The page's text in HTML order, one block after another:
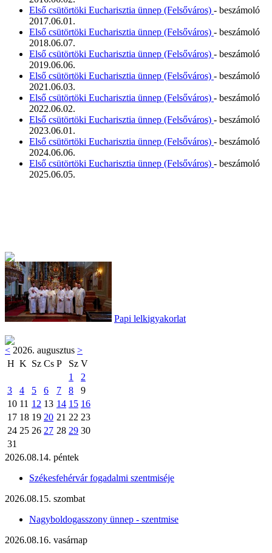
Első csütörtöki Eucharisztia ünnep (Felsőváros) - beszámoló
2017.06.01.
Első csütörtöki Eucharisztia ünnep (Felsőváros) - beszámoló
2018.06.07.
Első csütörtöki Eucharisztia ünnep (Felsőváros) - beszámoló
2019.06.06.
Első csütörtöki Eucharisztia ünnep (Felsőváros) - beszámoló
2021.06.03.
Első csütörtöki Eucharisztia ünnep (Felsőváros) - beszámoló
2022.06.02.
Első csütörtöki Eucharisztia ünnep (Felsőváros) - beszámoló
2023.06.01.
Első csütörtöki Eucharisztia ünnep (Felsőváros) - beszámoló
2024.06.06.
Első csütörtöki Eucharisztia ünnep (Felsőváros) - beszámoló
2025.06.05.
Papi lelkigyakorlat
< 2026. augusztus >
H K Sz Cs P Sz V
1
2
3
4 5 6 7 8
9
10 11 12 13 14 15 16
17 18 19 20 21 22 23
24 25 26 27 28 29 30
31
2026.08.14. péntek
Székesfehérvár fogadalmi szentmiséje
2026.08.15. szombat
Nagyboldogasszony ünnep - szentmise
2026.08.16. vasárnap